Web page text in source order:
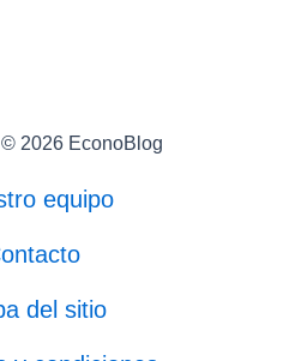
2026 EconoBlog
equipo
del sitio